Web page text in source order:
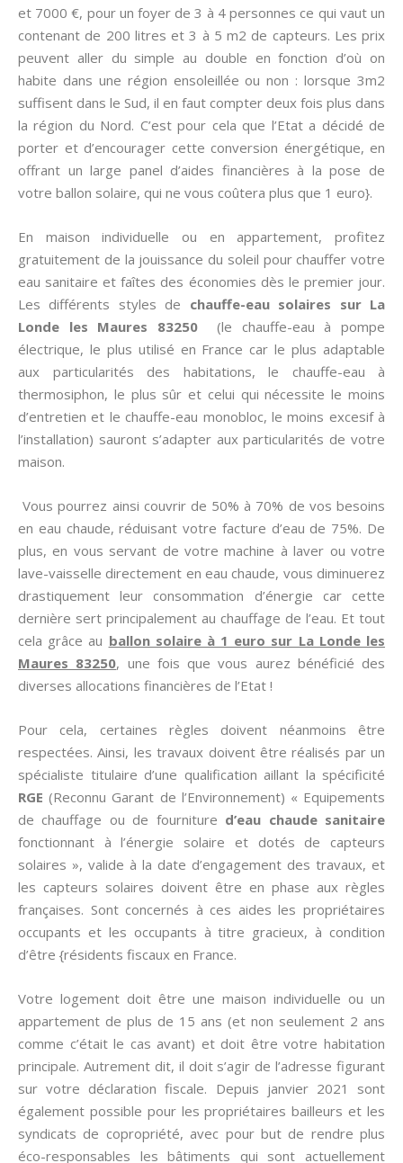
et 7000 €, pour un foyer de 3 à 4 personnes ce qui vaut un
contenant de 200 litres et 3 à 5 m2 de capteurs. Les prix
peuvent aller du simple au double en fonction d’où on
habite dans une région ensoleillée ou non : lorsque 3m2
suffisent dans le Sud, il en faut compter deux fois plus dans
la région du Nord. C’est pour cela que l’Etat a décidé de
porter et d’encourager cette conversion énergétique, en
offrant un large panel d’aides financières à la pose de
votre ballon solaire, qui ne vous coûtera plus que 1 euro}.
En maison individuelle ou en appartement, profitez
gratuitement de la jouissance du soleil pour chauffer votre
eau sanitaire et faîtes des économies dès le premier jour.
Les différents styles de chauffe-eau solaires sur La
Londe les Maures 83250(le chauffe-eau à pompe
électrique, le plus utilisé en France car le plus adaptable
aux particularités des habitations, le chauffe-eau à
thermosiphon, le plus sûr et celui qui nécessite le moins
d’entretien et le chauffe-eau monobloc, le moins excesif à
l’installation) sauront s’adapter aux particularités de votre
maison.
Vous pourrez ainsi couvrir de 50% à 70% de vos besoins
en eau chaude, réduisant votre facture d’eau de 75%. De
plus, en vous servant de votre machine à laver ou votre
lave-vaisselle directement en eau chaude, vous diminuerez
drastiquement leur consommation d’énergie car cette
dernière sert principalement au chauffage de l’eau. Et tout
cela grâce au ballon solaire à 1 euro sur La Londe les
Maures 83250, une fois que vous aurez bénéficié des
diverses allocations financières de l’Etat !
Pour cela, certaines règles doivent néanmoins être
respectées. Ainsi, les travaux doivent être réalisés par un
spécialiste titulaire d’une qualification aillant la spécificité
RGE(Reconnu Garant de l’Environnement) « Equipements
de chauffage ou de fourniture d’eau chaude sanitaire
fonctionnant à l’énergie solaire et dotés de capteurs
solaires », valide à la date d’engagement des travaux, et
les capteurs solaires doivent être en phase aux règles
françaises. Sont concernés à ces aides les propriétaires
occupants et les occupants à titre gracieux, à condition
d’être {résidents fiscaux en France.
Votre logement doit être une maison individuelle ou un
appartement de plus de 15 ans (et non seulement 2 ans
comme c’était le cas avant) et doit être votre habitation
principale. Autrement dit, il doit s’agir de l’adresse figurant
sur votre déclaration fiscale. Depuis janvier 2021 sont
également possible pour les propriétaires bailleurs et les
syndicats de copropriété, avec pour but de rendre plus
éco-responsables les bâtiments qui sont actuellement